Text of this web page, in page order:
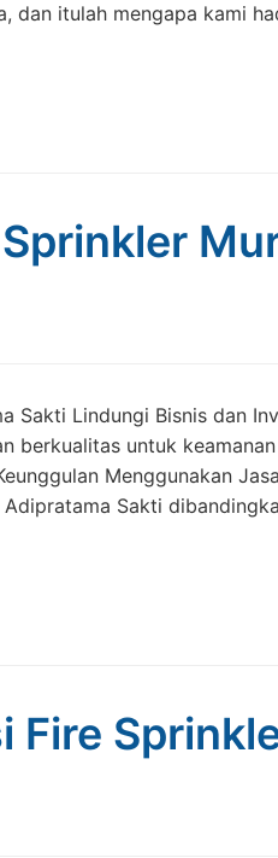
dan itulah mengapa kami
Sakti Lindungi Bisnis dan
berkualitas untuk
Menggunakan
Sakti